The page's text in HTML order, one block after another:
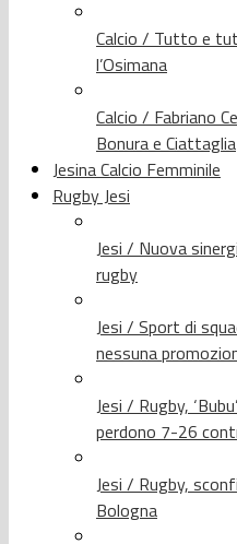
Calcio / Tutto e
l’Osimana
Calcio / Fabriano
Bonura e Ciattaglia
Jesina Calcio Femminile
Rugby Jesi
Jesi / Nuova
rugby
Jesi / Sport di
nessuna
Jesi / Rugby,
perdono 7-26
Jesi / Rugby,
Bologna